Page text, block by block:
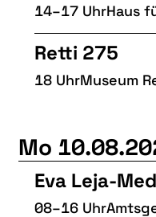
14–17 UhrHaus
Retti 275
18 UhrMuseum
Mo
Eva Leja-
08–16 Uhr